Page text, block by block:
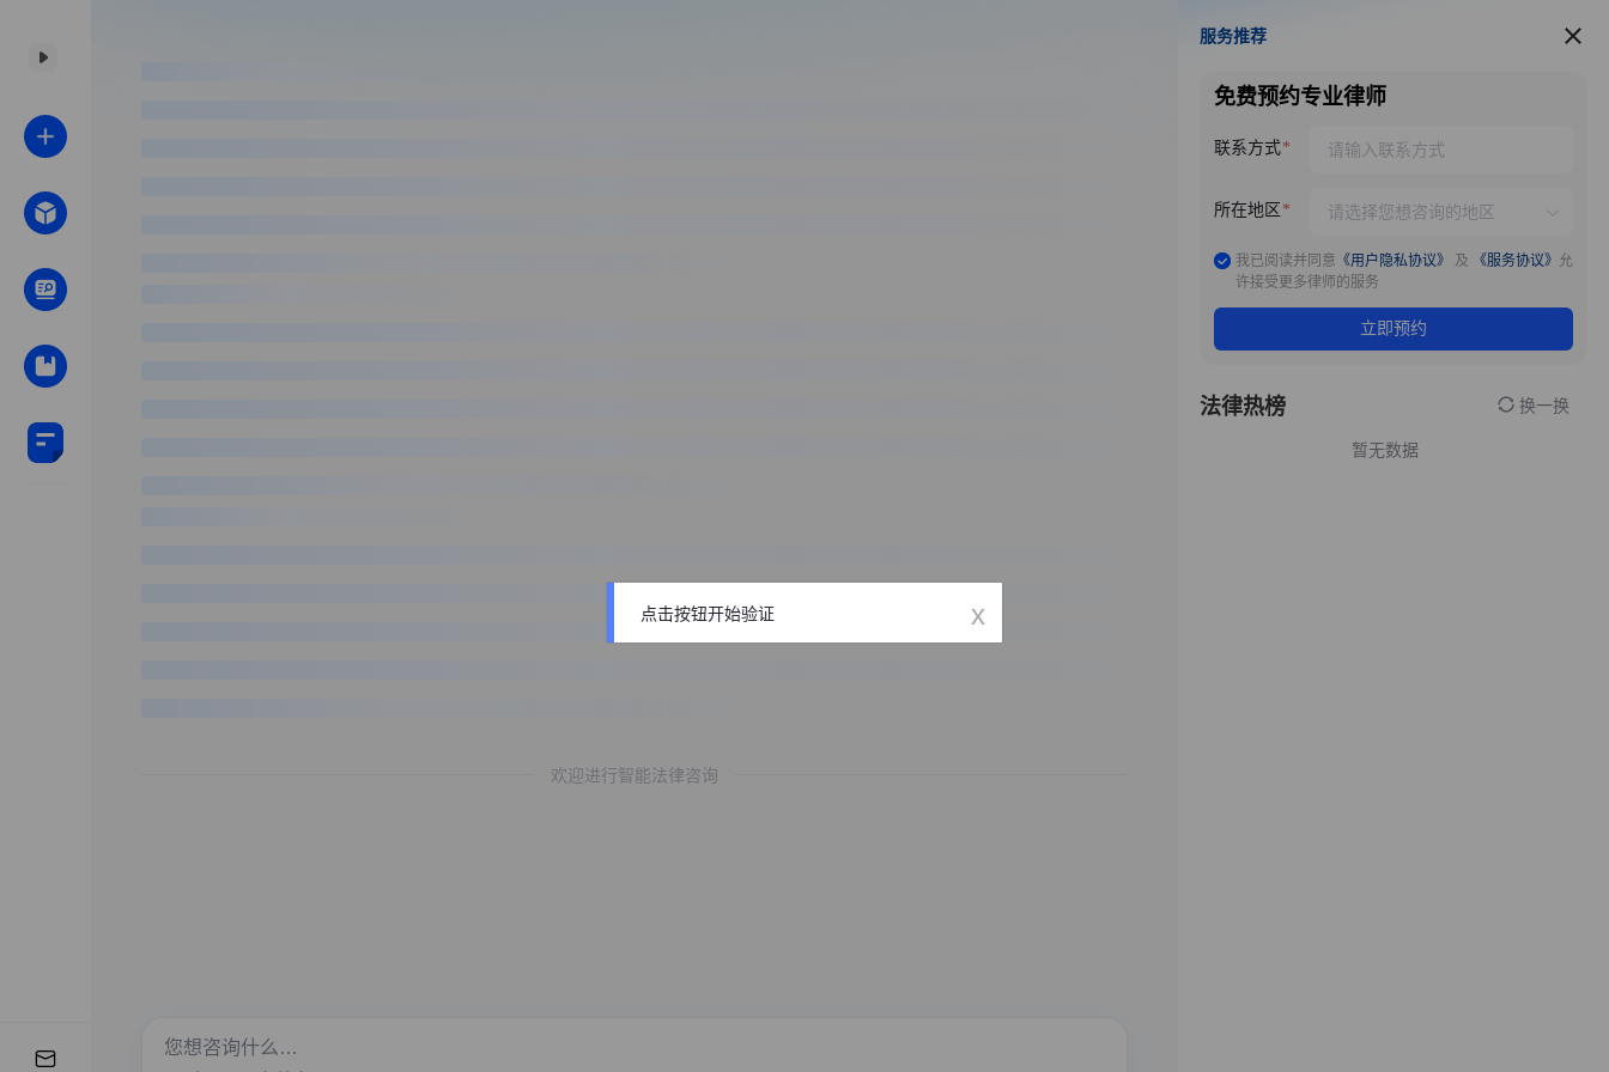
欢迎进行智能法律咨询
服务推荐
服务推荐
免费预约专业律师
联系方式
所在地区
我已阅读并同意 《用户隐私协议》 及 《服务协议》 允
许接受更多律师的服务
立即预约
法律热榜 换一换
暂无数据
点击按钮开始验证 x